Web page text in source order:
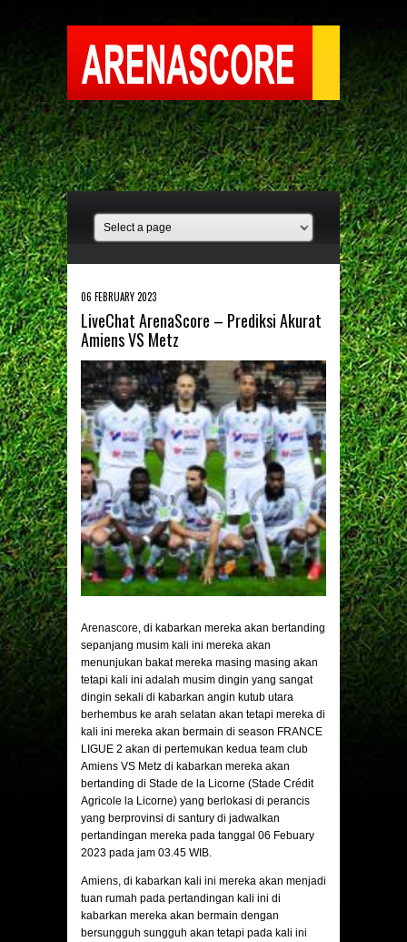
06 FEBRUARY 2023
LiveChat ArenaScore – Prediksi Akurat
Amiens VS Metz
Arenascore, di kabarkan mereka akan bertanding
sepanjang musim kali ini mereka akan
menunjukan bakat mereka masing masing akan
tetapi kali ini adalah musim dingin yang sangat
dingin sekali di kabarkan angin kutub utara
berhembus ke arah selatan akan tetapi mereka di
kali ini mereka akan bermain di season FRANCE
LIGUE 2 akan di pertemukan kedua team club
Amiens VS Metz di kabarkan mereka akan
bertanding di Stade de la Licorne (Stade Crédit
Agricole la Licorne) yang berlokasi di perancis
yang berprovinsi di santury di jadwalkan
pertandingan mereka pada tanggal 06 Febuary
2023 pada jam 03.45 WIB.
Amiens, di kabarkan kali ini mereka akan menjadi
tuan rumah pada pertandingan kali ini di
kabarkan mereka akan bermain dengan
bersungguh sungguh akan tetapi pada kali ini